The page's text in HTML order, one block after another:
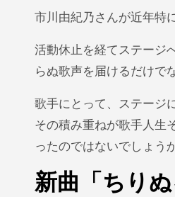
市川由紀乃さんが近年特
活動休止を経てステージ
らぬ歌声を届けるだけで
歌手にとって、ステージ
その積み重ねが歌手人生
ったのではないでしょうか
新曲「ちり